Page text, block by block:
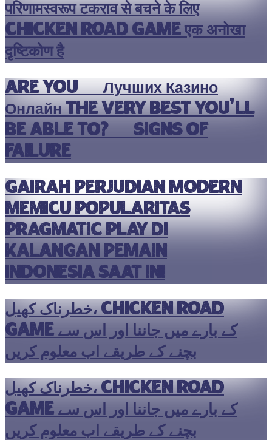
परिणामस्वरूप टकराव से बचने के लिए
chicken road game एक अनोखा
दृष्टिकोण है
Are You 10 Лучших Казино
Онлайн The very best You’ll
be able to? 10 Signs Of
Failure
Gairah perjudian modern
memicu popularitas
pragmatic play di
kalangan pemain
Indonesia saat ini
خطرناک کھیل، chicken road
game کے بارے میں جاننا اور اس سے
بچنے کے طریقے اب معلوم کریں
خطرناک کھیل، chicken road
game کے بارے میں جاننا اور اس سے
بچنے کے طریقے اب معلوم کریں